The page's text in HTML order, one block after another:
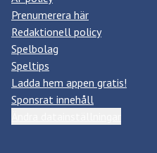
Prenumerera här
Redaktionell policy
Spelbolag
Speltips
Ladda hem appen gratis!
Sponsrat innehåll